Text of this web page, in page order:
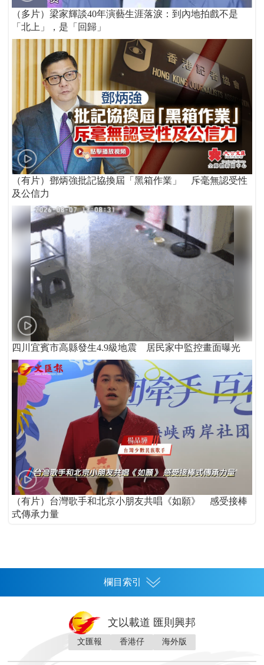
（多片）梁家輝談40年演藝生涯落淚：到內地拍戲不是
「北上」，是「回歸」
（有片）鄧炳強批記協換屆「黑箱作業」 斥毫無認受性
及公信力
四川宜賓市高縣發生4.9級地震 居民家中監控畫面曝光
（有片）台灣歌手和北京小朋友共唱《如願》 感受接棒
式傳承力量
欄目索引
灣區人
文以載道 匯則興邦
文匯報 香港仔 海外版